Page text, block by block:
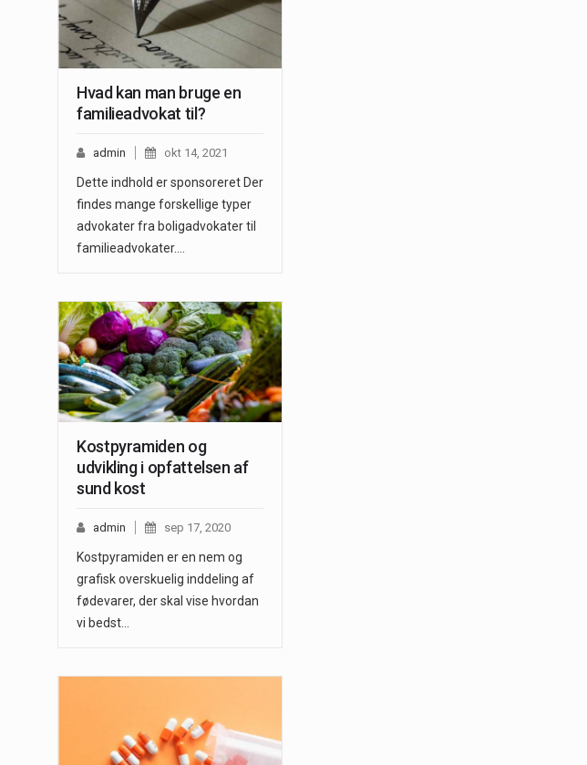
Hvad kan man bruge en
familieadvokat til?
admin okt 14, 2021
Dette indhold er sponsoreret Der
findes mange forskellige typer
advokater fra boligadvokater til
familieadvokater.…
Kostpyramiden og
udvikling i opfattelsen af
sund kost
admin sep 17, 2020
Kostpyramiden er en nem og
grafisk overskuelig inddeling af
fødevarer, der skal vise hvordan
vi bedst…